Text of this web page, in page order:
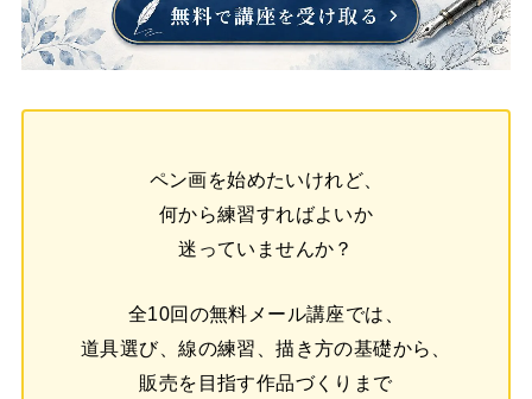
ペン画を始めたいけれど、
何から練習すればよいか
迷っていませんか？
全10回の無料メール講座では、
道具選び、線の練習、描き方の基礎から、
販売を目指す作品づくりまで